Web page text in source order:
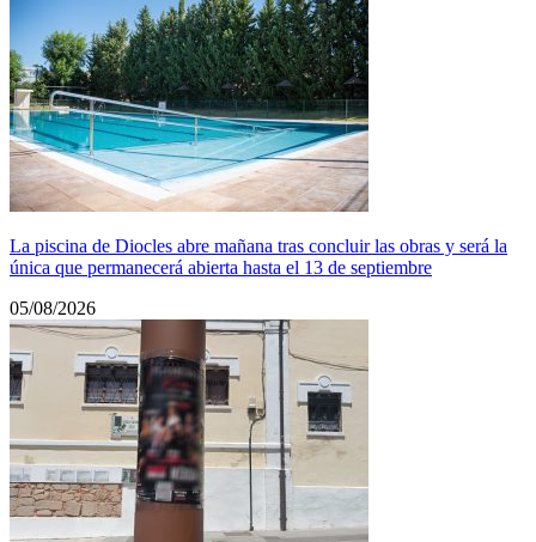
La piscina de Diocles abre mañana tras concluir las obras y será la
única que permanecerá abierta hasta el 13 de septiembre
05/08/2026